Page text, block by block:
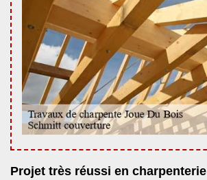
Projet très réussi en charpenterie